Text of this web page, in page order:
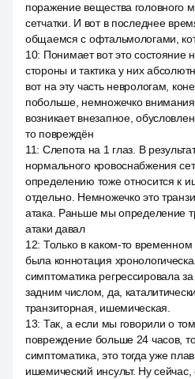
поражение вещества головного
сетчатки. И вот в последнее
общаемся с офтальмологами,
10: Понимает вот это состояние
стороны и тактика у них
вот на эту часть неврологам,
побольше, немножечко
возникает внезапное,
то повреждён
11: Слепота на 1 глаз. В
нормального кровоснабжения
определению тоже относится к
отдельно. Немножечко это
атака. Раньше мы определение
атаки давал
12: Только в каком-то временном
была коннотация
симптоматика регрессировала
задним числом, да,
транзиторная, ишемическая.
13: Так, а если мы говорили о
повреждение больше 24 часов,
симптоматика, это тогда уже
ишемический инсульт. Ну